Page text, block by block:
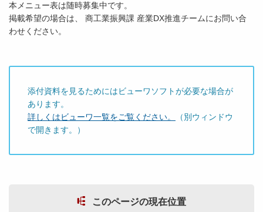
本メニュー表は随時募集中です。
掲載希望の場合は、 商工業振興課 産業DX推進チームにお問い合
わせください。
添付資料を見るためにはビューワソフトが必要な場合が
あります。
詳しくはビューワ一覧をご覧ください。
（別ウィンドウ
で開きます。）
このページの現在位置